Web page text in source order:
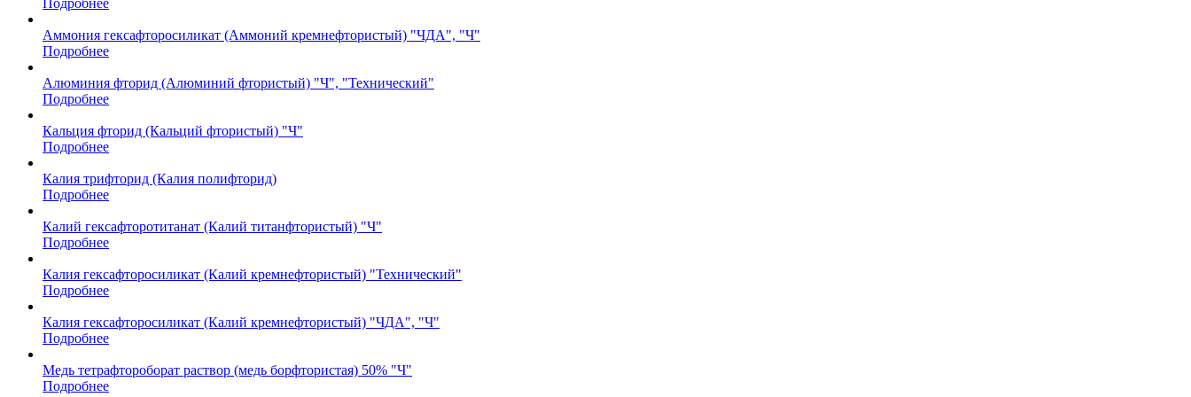
Аммония гексафторосиликат (Аммоний кремнефтористый) "ЧДА", "Ч"
Подробнее
Алюминия фторид (Алюминий фтористый) "Ч", "Технический"
Подробнее
Кальция фторид (Кальций фтористый) "Ч"
Подробнее
Калия трифторид (Калия полифторид)
Подробнее
Калий гексафторотитанат (Калий титанфтористый) "Ч"
Подробнее
Калия гексафторосиликат (Калий кремнефтористый) "Технический"
Подробнее
Калия гексафторосиликат (Калий кремнефтористый) "ЧДА", "Ч"
Подробнее
Медь тетрафтороборат раствор (медь борфтористая) 50% "Ч"
Подробнее